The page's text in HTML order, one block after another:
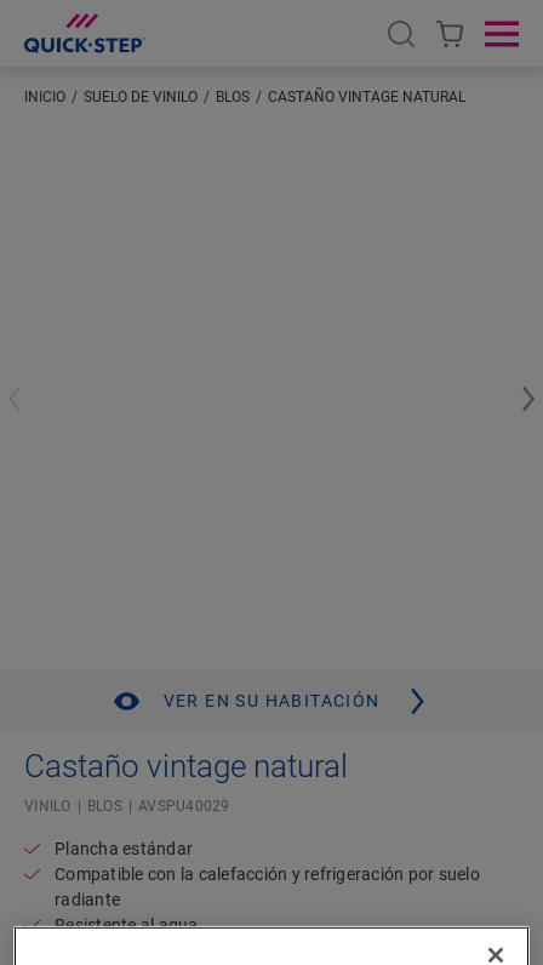
Open search
INICIO SUELO DE VINILO BLOS CASTAÑO VINTAGE NATURAL
VER EN SU HABITACIÓN
Castaño vintage natural
VINILO BLOS AVSPU40029
Plancha estándar
Compatible con la calefacción y refrigeración por suelo
radiante
Resistente al agua